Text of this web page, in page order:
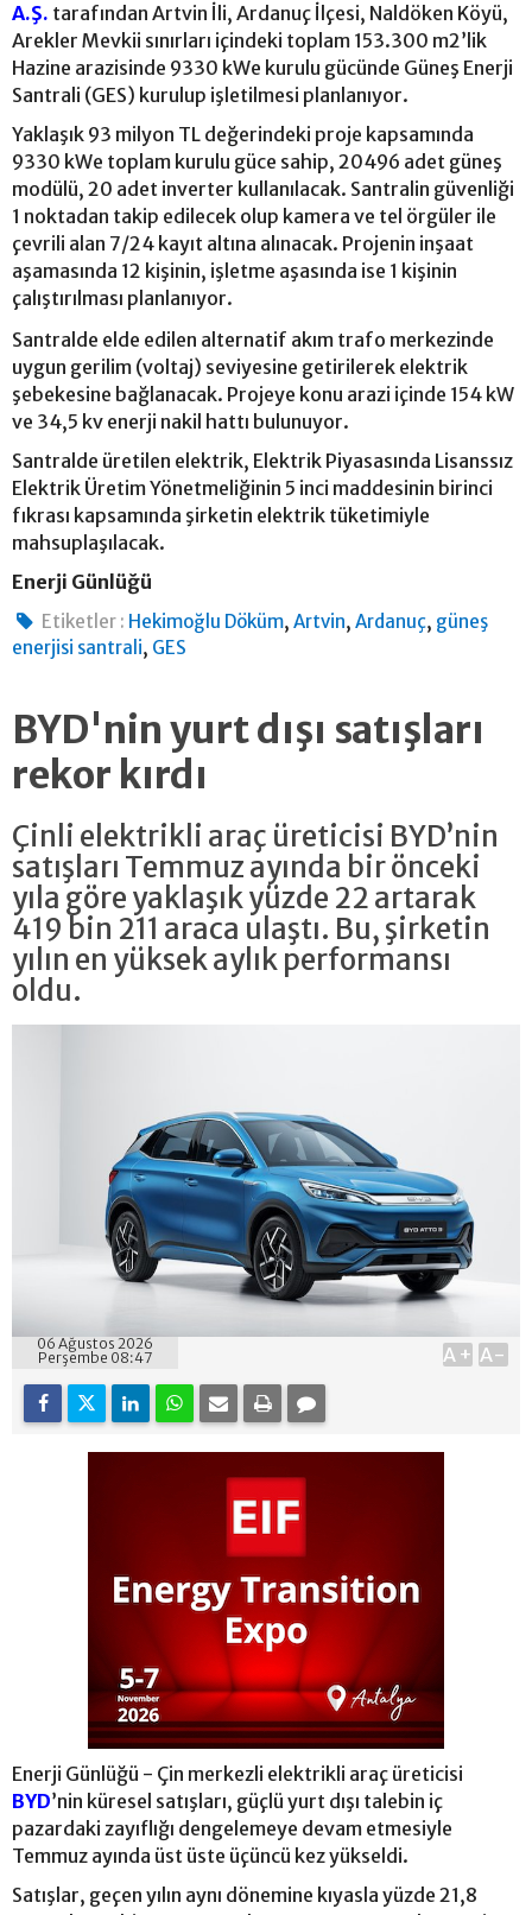
A.Ş. tarafından Artvin İli, Ardanuç İlçesi, Naldöken Köyü,
Arekler Mevkii sınırları içindeki toplam 153.300 m2’lik
Hazine arazisinde 9330 kWe kurulu gücünde Güneş Enerji
Santrali (GES) kurulup işletilmesi planlanıyor.
Yaklaşık 93 milyon TL değerindeki proje kapsamında
9330 kWe toplam kurulu güce sahip, 20496 adet güneş
modülü, 20 adet inverter kullanılacak. Santralin güvenliği
1 noktadan takip edilecek olup kamera ve tel örgüler ile
çevrili alan 7/24 kayıt altına alınacak. Projenin inşaat
aşamasında 12 kişinin, işletme aşasında ise 1 kişinin
çalıştırılması planlanıyor.
Santralde elde edilen alternatif akım trafo merkezinde
uygun gerilim (voltaj) seviyesine getirilerek elektrik
şebekesine bağlanacak. Projeye konu arazi içinde 154 kW
ve 34,5 kv enerji nakil hattı bulunuyor.
Santralde üretilen elektrik, Elektrik Piyasasında Lisanssız
Elektrik Üretim Yönetmeliğinin 5 inci maddesinin birinci
fıkrası kapsamında şirketin elektrik tüketimiyle
mahsuplaşılacak.
Enerji Günlüğü
Etiketler : Hekimoğlu Döküm,Artvin,Ardanuç, güneş
enerjisi santrali, GES
BYD'nin yurt dışı satışları
rekor kırdı
Çinli elektrikli araç üreticisi BYD’nin
satışları Temmuz ayında bir önceki
yıla göre yaklaşık yüzde 22 artarak
419 bin 211 araca ulaştı. Bu, şirketin
yılın en yüksek aylık performansı
oldu.
06 Ağustos 2026
Perşembe 08:47
A+ A-
Enerji Günlüğü - Çin merkezli elektrikli araç üreticisi
BYD’nin küresel satışları, güçlü yurt dışı talebin iç
pazardaki zayıflığı dengelemeye devam etmesiyle
Temmuz ayında üst üste üçüncü kez yükseldi.
Satışlar, geçen yılın aynı dönemine kıyasla yüzde 21,8